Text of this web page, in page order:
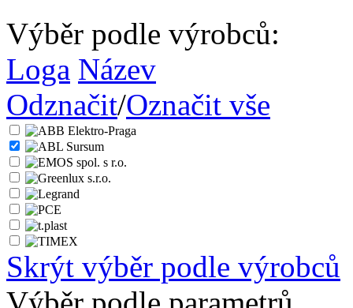
Výběr podle výrobců:
Loga Název
Odznačit/Označit vše
Skrýt výběr podle výrobců